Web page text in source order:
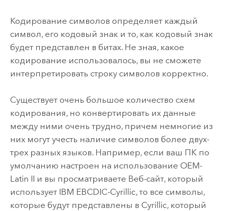
Кодирование символов определяет каждый
символ, его кодовый знак и то, как кодовый знак
будет представлен в битах. Не зная, какое
кодирование использовалось, вы не сможете
интерпретировать строку символов корректно.
Существует очень большое количество схем
кодирования, но конвертировать их данные
между ними очень трудно, причем немногие из
них могут учесть наличие символов более двух-
трех разных языков. Например, если ваш ПК по
умолчанию настроен на использование OEM-
Latin II и вы просматриваете Веб-сайт, который
использует IBM EBCDIC-Cyrillic, то все символы,
которые будут представлены в Cyrillic, который